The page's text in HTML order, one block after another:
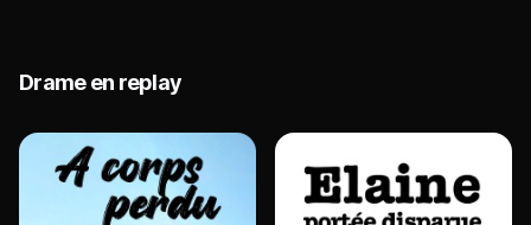
Drame en replay